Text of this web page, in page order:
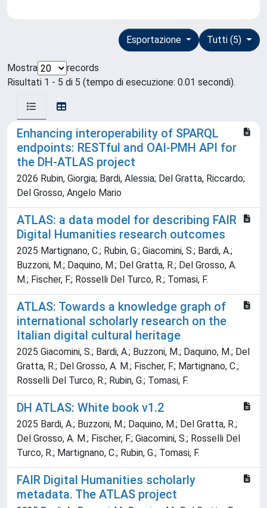
Tutti (5)
Esportazione
Mostra
records
Risultati 1 - 5 di 5 (tempo di esecuzione: 0.01 secondi).
Enhancing interoperability of SPARQL
endpoints: RESTful and OAI-PMH API for
the DH-ATLAS project
2026 Rubin, Giorgia; Bardi, Alessia; Del Gratta, Riccardo;
Del Grosso, Angelo Mario
ATLAS: a data model for describing FAIR
Digital Humanities research outcomes
2025 Martignano, C.; Rubin, G.; Giacomini, S.; Bardi, A.;
Buzzoni, M.; Daquino, M.; Del Gratta, R.; Del Grosso, A.
M.; Fischer, F.; Rosselli Del Turco, R.; Tomasi, F.
ATLAS: Towards a knowledge graph of
international scholarly research on the
Italian digital cultural heritage
2025 Giacomini, S.; Bardi, A.; Buzzoni, M.; Daquino, M.; Del
Gratta, R.; Del Grosso, A. M.; Fischer, F.; Martignano, C.;
Rosselli Del Turco, R.; Rubin, G.; Tomasi, F.
DH ATLAS: White book v1.2
2025 Bardi, A.; Buzzoni, M.; Daquino, M.; Del Gratta, R.;
Del Grosso, A. M.; Fischer, F.; Giacomini, S.; Rosselli Del
Turco, R.; Martignano, C.; Rubin, G.; Tomasi, F.
FAIR Digital Humanities scholarly
metadata. The ATLAS project